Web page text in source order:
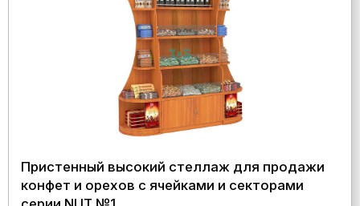
Пристенный высокий стеллаж для продажи
конфет и орехов с ячейками и секторами